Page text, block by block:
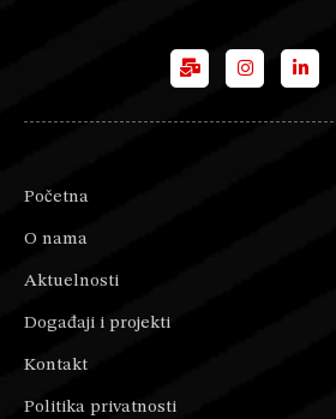
Početna
O nama
Aktuelnosti
Događaji i projekti
Kontakt
Politika privatnosti